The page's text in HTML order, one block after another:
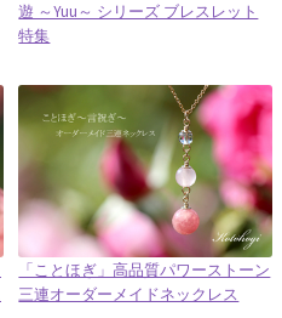
遊 ～Yuu～ シリーズ ブレスレット
特集
「ことほぎ」高品質パワーストーン
三連オーダーメイドネックレス